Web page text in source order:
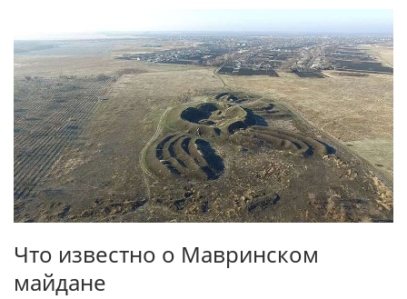
Что известно о Мавринском
майдане